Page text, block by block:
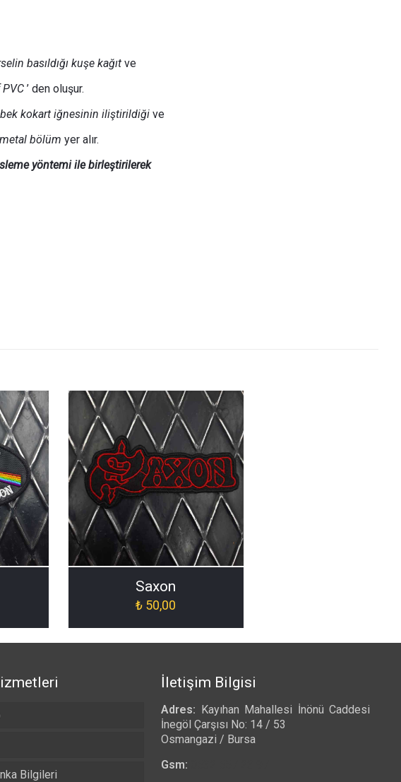
basıldığı kuşe kağıt ve
PVC’ den oluşur.
kokart iğnesinin iliştirildiği ve
bölüm yer alır.
yöntemi ile birleştirilerek
Saxon
₺ 50,00
Bilgileri
İletişim Bilgisi
Adres: Kayıhan Mahallesi İnönü Caddesi
İnegöl Çarşısı No: 14 / 53
Osmangazi / Bursa
Gsm: